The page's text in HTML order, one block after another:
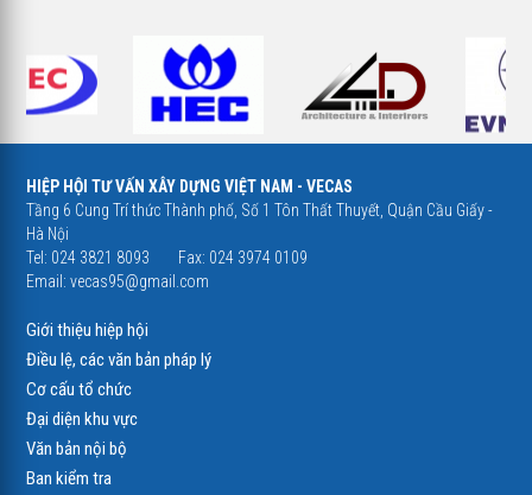
HIỆP HỘI TƯ VẤN XÂY DỰNG VIỆT NAM - VECAS
Tầng 6 Cung Trí thức Thành phố, Số 1 Tôn Thất Thuyết, Quận Cầu Giấy -
Hà Nội
Tel: 024 3821 8093
Fax: 024 3974 0109
Email:vecas95@gmail.com
Giới thiệu hiệp hội
Điều lệ, các văn bản pháp lý
Cơ cấu tổ chức
Đại diện khu vực
Văn bản nội bộ
Ban kiểm tra